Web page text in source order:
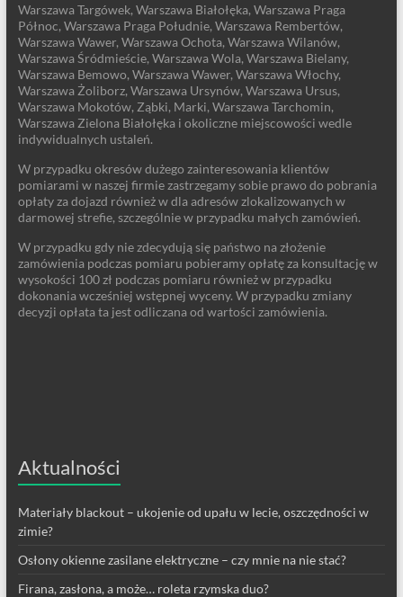
Warszawa Targówek, Warszawa Białołęka, Warszawa Praga
Północ, Warszawa Praga Południe, Warszawa Rembertów,
Warszawa Wawer, Warszawa Ochota, Warszawa Wilanów,
Warszawa Śródmieście, Warszawa Wola, Warszawa Bielany,
Warszawa Bemowo, Warszawa Wawer, Warszawa Włochy,
Warszawa Żoliborz, Warszawa Ursynów, Warszawa Ursus,
Warszawa Mokotów, Ząbki, Marki, Warszawa Tarchomin,
Warszawa Zielona Białołęka i okoliczne miejscowości wedle
indywidualnych ustaleń.
W przypadku okresów dużego zainteresowania klientów
pomiarami w naszej firmie zastrzegamy sobie prawo do pobrania
opłaty za dojazd również w dla adresów zlokalizowanych w
darmowej strefie, szczególnie w przypadku małych zamówień.
W przypadku gdy nie zdecydują się państwo na złożenie
zamówienia podczas pomiaru pobieramy opłatę za konsultację w
wysokości 100 zł podczas pomiaru również w przypadku
dokonania wcześniej wstępnej wyceny. W przypadku zmiany
decyzji opłata ta jest odliczana od wartości zamówienia.
Aktualności
Materiały blackout – ukojenie od upału w lecie, oszczędności w
zimie?
Osłony okienne zasilane elektryczne – czy mnie na nie stać?
Firana, zasłona, a może… roleta rzymska duo?